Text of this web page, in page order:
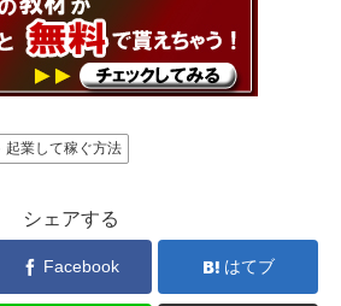
起業して稼ぐ方法
シェアする
Facebook はてブ